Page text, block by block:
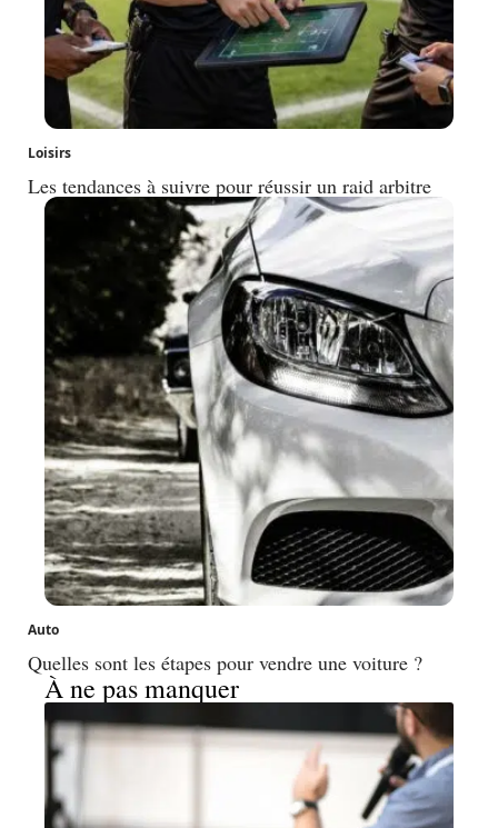
Loisirs
Les tendances à suivre pour réussir un raid arbitre
Auto
Quelles sont les étapes pour vendre une voiture ?
À ne pas manquer